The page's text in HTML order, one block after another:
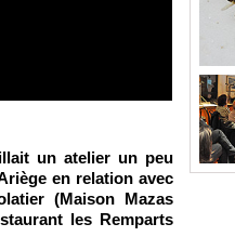
un atelier un peu
en relation avec
(Maison Mazas
les Remparts